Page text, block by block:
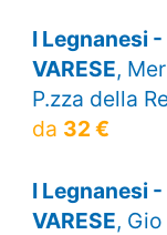
I Legnanesi
VARESE,
P.zza della
da 32 €
I Legnanesi
VARESE,